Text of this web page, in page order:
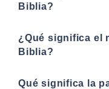
Biblia?
¿Qué significa el
Biblia?
Qué significa la